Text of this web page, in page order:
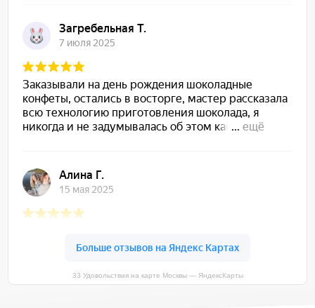
33 Удовольствия на карте Москвы — ЯндексКарты